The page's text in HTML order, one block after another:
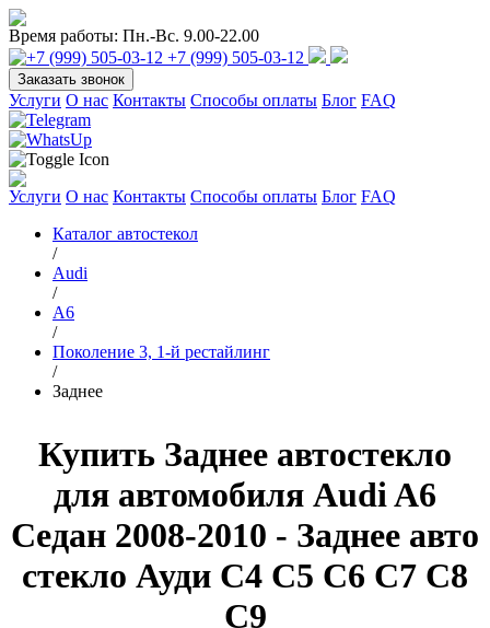
Время работы: Пн.-Вс. 9.00-22.00
+7 (999) 505-03-12
Заказать звонок
Услуги О нас Контакты Способы оплаты Блог FAQ
Услуги О нас Контакты Способы оплаты Блог FAQ
Каталог автостекол
/
Audi
/
A6
/
Поколение 3, 1-й рестайлинг
/
Заднее
Купить Заднее автостекло
для автомобиля Audi A6
Седан 2008-2010 - Заднее авто
стекло Ауди C4 C5 C6 C7 C8
C9